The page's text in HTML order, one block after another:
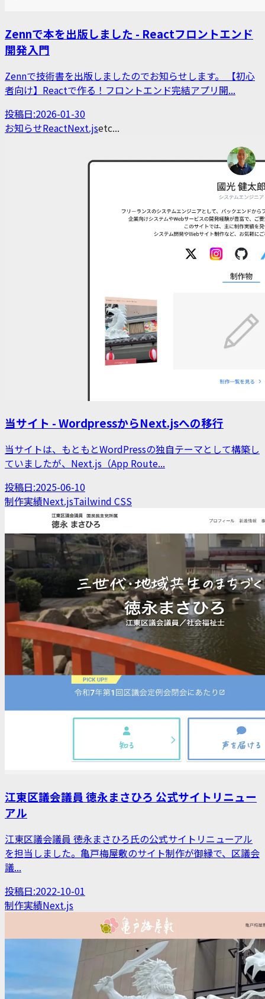
Zennで本を出版しました - Reactフロントエンド
開発入門
Zennで技術書を出版しましたのでお知らせします。 【初心
者向け】Reactで作る！フロントエンド完結アプリ開...
投稿日:2026-01-30
お知らせReactNext.jsetc...
当サイト - WordpressからNext.jsへの移行
当サイトは、もともとWordPressの独自テーマとして構築し
ていましたが、Next.js（App Route...
投稿日:2025-06-10
制作実績Next.jsTailwind CSS
江東区議会議員 徳永まさひろ 公式サイトリニュー
アル
江東区議会議員 徳永まさひろ氏の公式サイトリニューアル
を担当しました。亀戸梅屋敷のサイト制作が御縁で、区議会
議...
投稿日:2022-10-01
制作実績Next.js